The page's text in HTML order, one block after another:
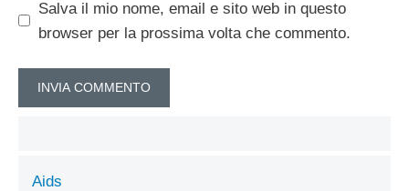
Salva il mio nome, email e sito web in questo
browser per la prossima volta che commento.
Aids